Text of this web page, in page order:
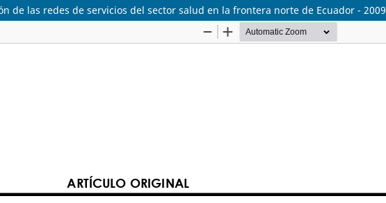
de las redes de servicios del sector salud en la frontera norte de Ecuador - 2009